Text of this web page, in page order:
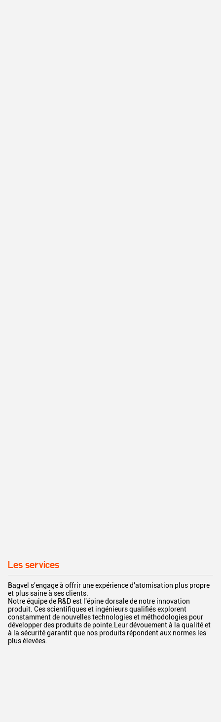
Les services
Bagvel s'engage à offrir une expérience d'atomisation plus propre
et plus saine à ses clients.
Notre équipe de R&D est l'épine dorsale de notre innovation
produit. Ces scientifiques et ingénieurs qualifiés explorent
constamment de nouvelles technologies et méthodologies pour
développer des produits de pointe.Leur dévouement à la qualité et
à la sécurité garantit que nos produits répondent aux normes les
plus élevées.